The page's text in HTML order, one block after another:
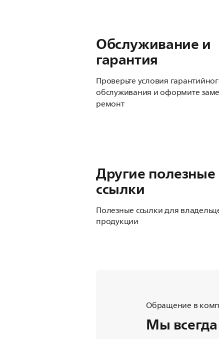
Обслуживание и
гарантия
Проверьте условия
обслуживания и оформите
ремонт
Другие полезные
ссылки
Полезные ссылки для
продукции
Обращение в
Мы